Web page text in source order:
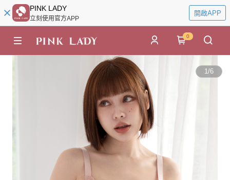
PINK LADY
立刻使用官方APP
開啟APP
0
1/6